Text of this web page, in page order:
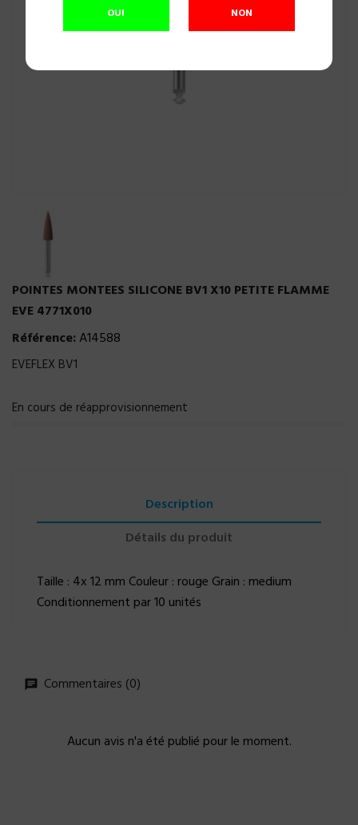
OUI NON
POINTES MONTEES SILICONE BV1 X10 PETITE FLAMME
EVE 4771X010
Référence:A14588
EVEFLEX BV1
En cours de réapprovisionnement
Description
Détails du produit
Taille : 4x 12 mm Couleur : rouge Grain : medium
Conditionnement par 10 unités
Commentaires (0)
Aucun avis n'a été publié pour le moment.